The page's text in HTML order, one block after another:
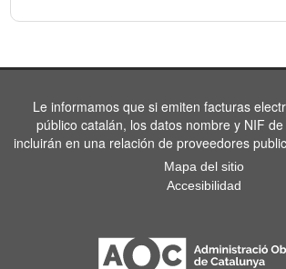
Le informamos que si emiten facturas
público catalán, los datos nombre y NIF
incluirán en una relación de proveedores
Mapa del sitio
Accesibilidad